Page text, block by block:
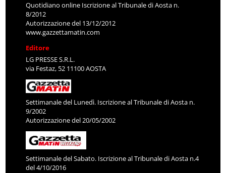
Quotidiano online Iscrizione al Tribunale di Aosta n.
8/2012
Autorizzazione del 13/12/2012
www.gazzettamatin.com
Editore
LG PRESSE S.R.L.
via Festaz, 52 11100 AOSTA
Settimanale del Lunedì. Iscrizione al Tribunale di Aosta n.
9/2002
Autorizzazione del 20/05/2002
Settimanale del Sabato. Iscrizione al Tribunale di Aosta n.4
del 4/10/2016